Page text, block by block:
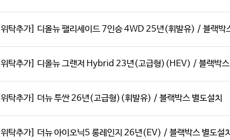
[위탁추가] 디올뉴 팰리세이드 7인승 4WD 25년(휘발유) / 블랙박
[위탁추가] 디올뉴 그랜저 Hybrid 23년(고급형)(HEV) / 블랙박
[위탁추가] 더뉴 투싼 26년(고급형)(휘발유) / 블랙박스 별도설치
[위탁추가] 더뉴 아이오닉5 롱레인지 26년(EV) / 블랙박스 별도설